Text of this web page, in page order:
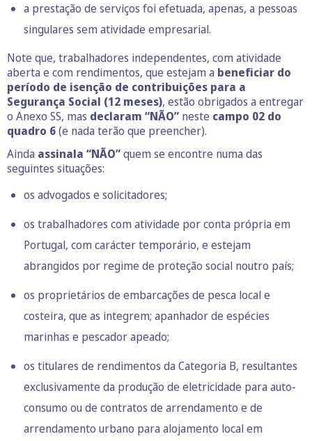
a prestação de serviços foi efetuada, apenas, a pessoas
singulares sem atividade empresarial.
Note que, trabalhadores independentes, com atividade
aberta e com rendimentos, que estejam a beneficiar do
período de isenção de contribuições para a
Segurança Social (12 meses), estão obrigados a entregar
o Anexo SS, mas declaram “NÃO” neste campo 02 do
quadro 6(e nada terão que preencher).
Ainda assinala “NÃO”quem se encontre numa das
seguintes situações:
os advogados e solicitadores;
os trabalhadores com atividade por conta própria em
Portugal, com carácter temporário, e estejam
abrangidos por regime de proteção social noutro país;
os proprietários de embarcações de pesca local e
costeira, que as integrem; apanhador de espécies
marinhas e pescador apeado;
os titulares de rendimentos da Categoria B, resultantes
exclusivamente da produção de eletricidade para auto-
consumo ou de contratos de arrendamento e de
arrendamento urbano para alojamento local em